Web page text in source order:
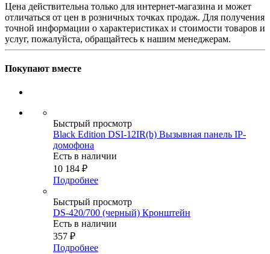
Цена действительна только для интернет-магазина и может
отличаться от цен в розничных точках продаж. Для получения
точной информации о характеристиках и стоимости товаров и
услуг, пожалуйста, обращайтесь к нашим менеджерам.
Покупают вместе
Быстрый просмотр
Black Edition DSI-12IR(b) Вызывная панель IP-
домофона
Есть в наличии
10 184 ₽
Подробнее
Быстрый просмотр
DS-420/700 (черный) Кронштейн
Есть в наличии
357 ₽
Подробнее